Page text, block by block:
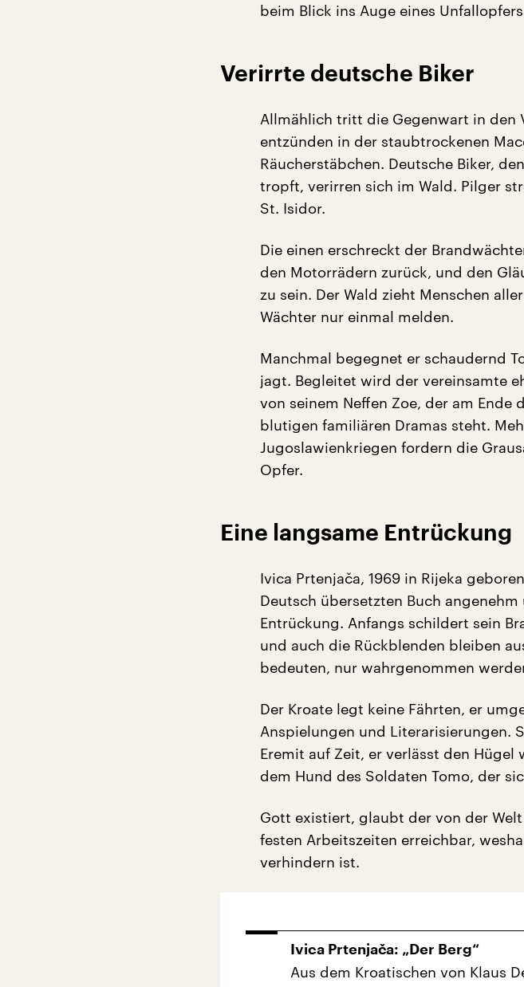
beim Blick ins Auge eines
Verirrte deutsche Biker
Allmählich tritt die Gegenwart in den
entzünden in der staubtrockenen
Räucherstäbchen. Deutsche Biker,
tropft, verirren sich im Wald. Pilger
St. Isidor.
Die einen erschreckt der
den Motorrädern zurück, und den
zu sein. Der Wald zieht Menschen
Wächter nur einmal melden.
Manchmal begegnet er schaudernd
jagt. Begleitet wird der vereinsamte
von seinem Neffen Zoe, der am Ende
blutigen familiären Dramas steht.
Jugoslawienkriegen fordern die
Opfer.
Eine langsame Entrückung
Ivica Prtenjača, 1969 in Rijeka
Deutsch übersetzten Buch
Entrückung. Anfangs schildert sein
und auch die Rückblenden bleiben
bedeuten, nur wahrgenommen
Der Kroate legt keine Fährten, er
Anspielungen und Literarisierungen.
Eremit auf Zeit, er verlässt den
dem Hund des Soldaten Tomo, der
Gott existiert, glaubt der von der
festen Arbeitszeiten erreichbar,
verhindern ist.
Ivica Prtenjača: „Der Berg“
Aus dem Kroatischen von Klaus